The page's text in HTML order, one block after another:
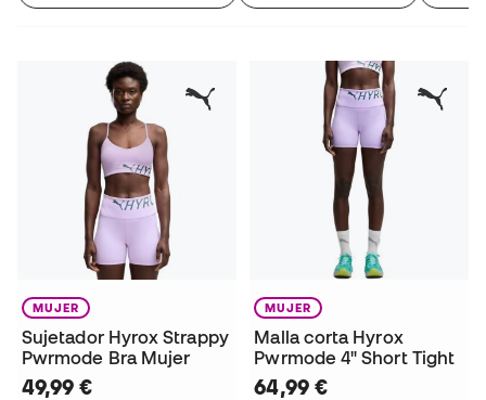
MUJER
Sujetador Hyrox Strappy
Pwrmode Bra Mujer
49,99 €
MUJER
Malla corta Hyrox
Pwrmode 4" Short Tight
64,99 €